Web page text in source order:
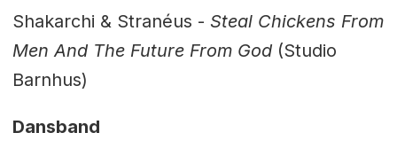
Shakarchi & Stranéus - Steal Chickens From
Men And The Future From God (Studio
Barnhus)
Dansband